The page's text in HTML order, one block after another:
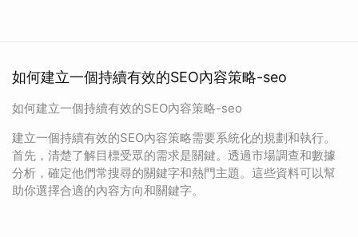
如何建立一個持續有效的SEO內容策略-seo
如何建立一個持續有效的SEO內容策略-seo
建立一個持續有效的SEO內容策略需要系統化的規劃和執行。
首先，清楚了解目標受眾的需求是關鍵。透過市場調查和數據
分析，確定他們常搜尋的關鍵字和熱門主題。這些資料可以幫
助你選擇合適的內容方向和關鍵字。